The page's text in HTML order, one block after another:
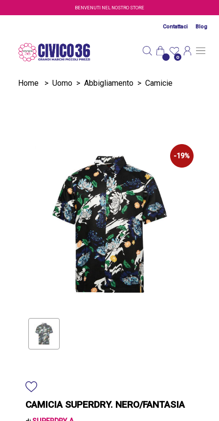
Salta al contenuto principaleBENVENUTI NEL NOSTRO STORE
Contattaci Blog
0
Home > Uomo > Abbigliamento > Camicie
-19%
CAMICIA SUPERDRY. NERO/FANTASIA